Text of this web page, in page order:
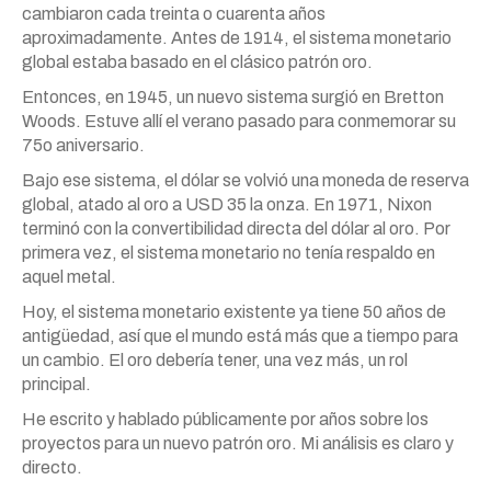
cambiaron cada treinta o cuarenta años
aproximadamente. Antes de 1914, el sistema monetario
global estaba basado en el clásico patrón oro.
Entonces, en 1945, un nuevo sistema surgió en Bretton
Woods. Estuve allí el verano pasado para conmemorar su
75o aniversario.
Bajo ese sistema, el dólar se volvió una moneda de reserva
global, atado al oro a USD 35 la onza. En 1971, Nixon
terminó con la convertibilidad directa del dólar al oro. Por
primera vez, el sistema monetario no tenía respaldo en
aquel metal.
Hoy, el sistema monetario existente ya tiene 50 años de
antigüedad, así que el mundo está más que a tiempo para
un cambio. El oro debería tener, una vez más, un rol
principal.
He escrito y hablado públicamente por años sobre los
proyectos para un nuevo patrón oro. Mi análisis es claro y
directo.